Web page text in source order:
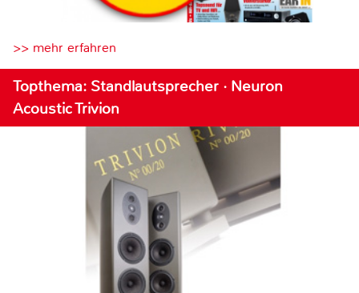
>> mehr erfahren
Topthema: Standlautsprecher · Neuron
Acoustic Trivion